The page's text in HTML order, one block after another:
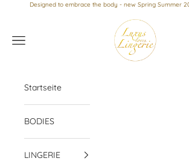
Zum Inhalt springen
Designed to embrace the body - new Spring Summer
Luxus loves Lingerie
Menü
Startseite
BODIES
LINGERIE